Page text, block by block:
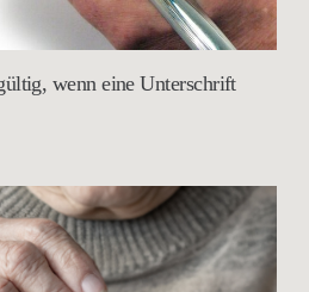
wenn eine Unterschrift